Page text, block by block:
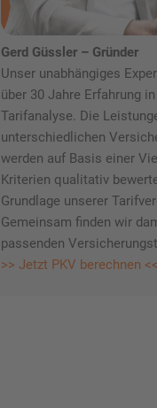
Gerd Güssler – Gründer
Unser unabhängiges
über 30 Jahre Erfahrung
Tarifanalyse. Die
unterschiedlichen
werden auf Basis einer
Kriterien qualitativ
Grundlage unserer
Gemeinsam finden wir
passenden
>> Jetzt PKV berechnen <<